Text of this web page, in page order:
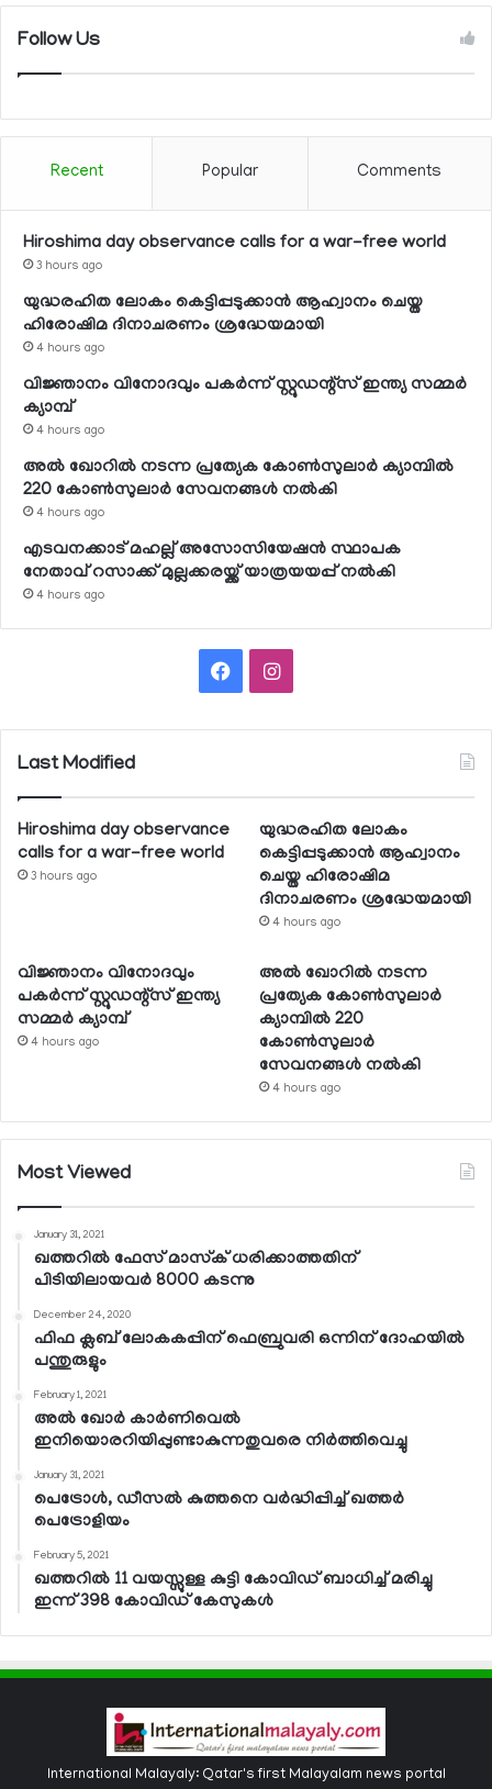
Follow Us
Recent Popular Comments
Hiroshima day observance calls for a war-free world
3 hours ago
യുദ്ധരഹിത ലോകം കെട്ടിപ്പടുക്കാന്‍ ആഹ്വാനം ചെയ്ത
ഹിരോഷിമ ദിനാചരണം ശ്രദ്ധേയമായി
4 hours ago
വിജ്ഞാനം വിനോദവും പകര്‍ന്ന് സ്റ്റുഡന്റ്‌സ് ഇന്ത്യ സമ്മര്‍
ക്യാമ്പ്
4 hours ago
അല്‍ ഖോറില്‍ നടന്ന പ്രത്യേക കോണ്‍സുലാര്‍ ക്യാമ്പില്‍
220 കോണ്‍സുലാര്‍ സേവനങ്ങള്‍ നല്‍കി
4 hours ago
എടവനക്കാട് മഹല്ല് അസോസിയേഷന്‍ സ്ഥാപക
നേതാവ് റസാക്ക് മുല്ലക്കരയ്ക്ക് യാത്രയയപ്പ് നല്‍കി
4 hours ago
FacebookInstagram
Last Modified
Hiroshima day observance
calls for a war-free world
3 hours ago
യുദ്ധരഹിത ലോകം
കെട്ടിപ്പടുക്കാന്‍ ആഹ്വാനം
ചെയ്ത ഹിരോഷിമ
ദിനാചരണം ശ്രദ്ധേയമായി
4 hours ago
വിജ്ഞാനം വിനോദവും
പകര്‍ന്ന് സ്റ്റുഡന്റ്‌സ് ഇന്ത്യ
സമ്മര്‍ ക്യാമ്പ്
4 hours ago
അല്‍ ഖോറില്‍ നടന്ന
പ്രത്യേക കോണ്‍സുലാര്‍
ക്യാമ്പില്‍ 220
കോണ്‍സുലാര്‍
സേവനങ്ങള്‍ നല്‍കി
4 hours ago
Most Viewed
January 31, 2021
ഖത്തറില്‍ ഫേസ് മാസ്‌ക് ധരിക്കാത്തതിന്
പിടിയിലായവര്‍ 8000 കടന്നു
December 24, 2020
ഫിഫ ക്ലബ് ലോകകപ്പിന് ഫെബ്രുവരി ഒന്നിന് ദോഹയില്‍
പന്തുരുളും
February 1, 2021
അല്‍ ഖോര്‍ കാര്‍ണിവെല്‍
ഇനിയൊരറിയിപ്പുണ്ടാകുന്നതുവരെ നിര്‍ത്തിവെച്ചു
January 31, 2021
പെട്രോള്‍, ഡീസല്‍ കുത്തനെ വര്‍ദ്ധിപ്പിച്ച് ഖത്തര്‍
പെട്രോളിയം
February 5, 2021
ഖത്തറില്‍ 11 വയസ്സുള്ള കുട്ടി കോവിഡ് ബാധിച്ച് മരിച്ചു
ഇന്ന് 398 കോവിഡ് കേസുകള്‍
International Malayaly: Qatar's first Malayalam news portal